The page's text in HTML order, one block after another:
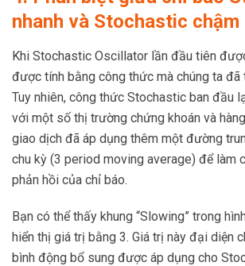
nhanh và Stochastic chậm
Khi Stochastic Oscillator lần đầu tiên
được tính bằng công thức mà chúng ta đã
Tuy nhiên, công thức Stochastic ban đầu
với một số thị trường chứng khoán và
giao dịch đã áp dụng thêm một đường
chu kỳ (3 period moving average) để làm
phản hồi của chỉ báo.
Bạn có thể thấy khung “Slowing” trong
hiển thị giá trị bằng 3. Giá trị này đại diện
bình động bổ sung được áp dụng cho